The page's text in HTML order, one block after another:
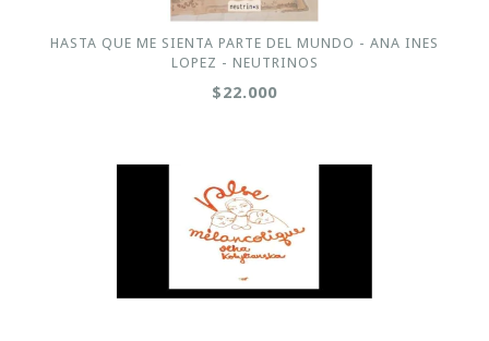
HASTA QUE ME SIENTA PARTE DEL MUNDO - ANA INES
LOPEZ - NEUTRINOS
$22.000